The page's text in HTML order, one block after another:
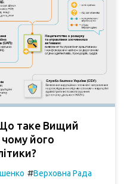
таке Вищий
чому його
#Верховна Рада